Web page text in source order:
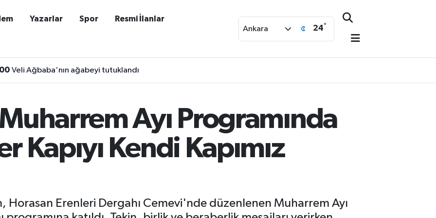
Yazarlar Spor Resmi İlanlar
Ankara 24°
Veli Ağbaba'nın ağabeyi tutuklandı
Ayı Programında
Kapıyı Kendi Kapımız
Horasan Erenleri Dergahı Cemevi'nde düzenlenen Muharrem Ayı